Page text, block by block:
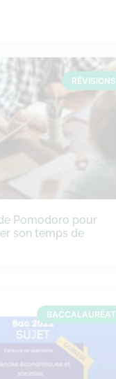
RÉVISIONS
Pomodoro pour
son temps de
BACCALAURÉAT